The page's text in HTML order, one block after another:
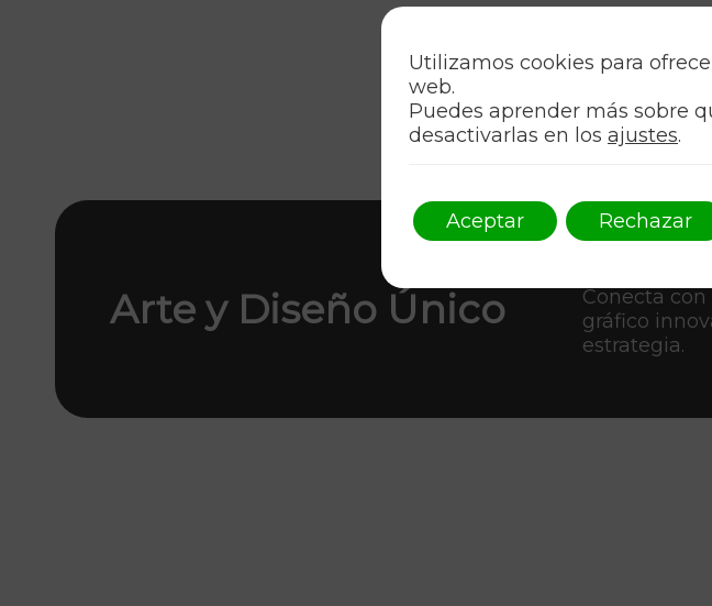
Arte y Diseño Único
Conecta
gráfico
estrategia.
Utilizamos cookies para
web.
Puedes aprender más sobre
desactivarlas en los ajustes.
Aceptar Rechazar